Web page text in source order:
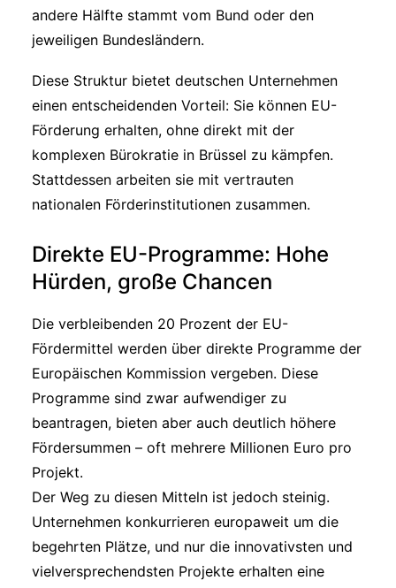
andere Hälfte stammt vom Bund oder den
jeweiligen Bundesländern.
Diese Struktur bietet deutschen Unternehmen
einen entscheidenden Vorteil: Sie können EU-
Förderung erhalten, ohne direkt mit der
komplexen Bürokratie in Brüssel zu kämpfen.
Stattdessen arbeiten sie mit vertrauten
nationalen Förderinstitutionen zusammen.
Direkte EU-Programme: Hohe
Hürden, große Chancen
Die verbleibenden 20 Prozent der EU-
Fördermittel werden über direkte Programme der
Europäischen Kommission vergeben. Diese
Programme sind zwar aufwendiger zu
beantragen, bieten aber auch deutlich höhere
Fördersummen – oft mehrere Millionen Euro pro
Projekt.
Der Weg zu diesen Mitteln ist jedoch steinig.
Unternehmen konkurrieren europaweit um die
begehrten Plätze, und nur die innovativsten und
vielversprechendsten Projekte erhalten eine